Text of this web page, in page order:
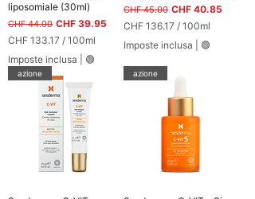
liposomiale (30ml)
Prezzo regolare
CHF 44.00 Prezzo scontato
CHF 39.95
CHF 133.17 / 100ml
C
H
F
Imposte inclusa 🟢
Prezzo regolare
CHF 45.00 Prezzo scontato
CHF 40.85
CHF 136.17 / 100ml
C
H
F
Imposte inclusa 🟢
azione azione